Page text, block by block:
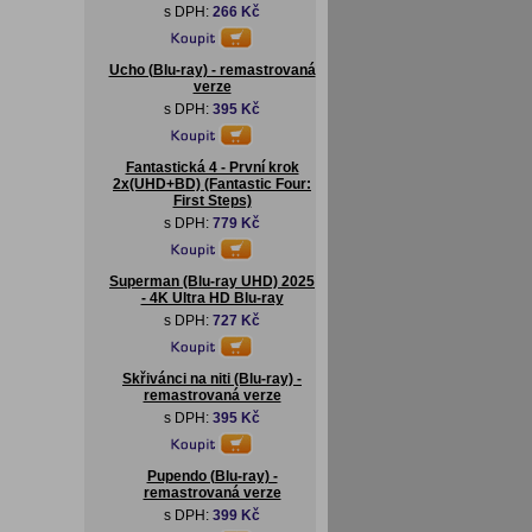
s DPH: 266 Kč
Ucho (Blu-ray) - remastrovaná
verze
s DPH: 395 Kč
Fantastická 4 - První krok
2x(UHD+BD) (Fantastic Four:
First Steps)
s DPH: 779 Kč
Superman (Blu-ray UHD) 2025
- 4K Ultra HD Blu-ray
s DPH: 727 Kč
Skřivánci na niti (Blu-ray) -
remastrovaná verze
s DPH: 395 Kč
Pupendo (Blu-ray) -
remastrovaná verze
s DPH: 399 Kč